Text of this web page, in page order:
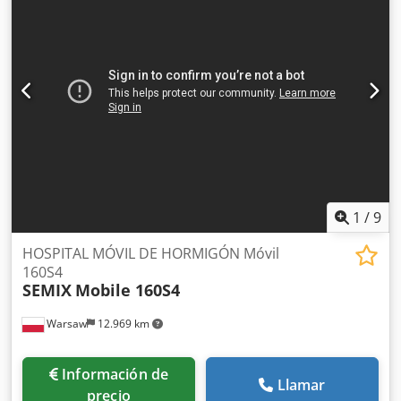
sobresalientes para reducir eficazmente la tasa de daños y
ahorrar en los costes de mantenimiento de una máquina
de corte láser. Material aplicable: metal Condición: Nuevo
refrigeración: REFRIGERACIÓN POR AGUA
1 /9
Warsaw 12.969 km
HOSPITAL MÓVIL DE HORMIGÓN Móvil
160S4
SEMIX Mobile 160S4
Información de
precio
Llamar